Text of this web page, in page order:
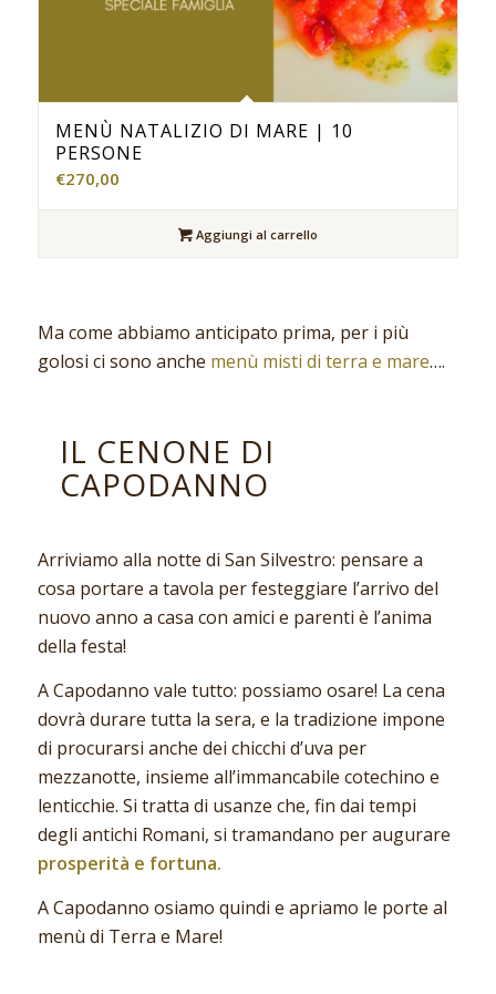
MENÙ NATALIZIO DI MARE | 10
PERSONE
€270,00
Aggiungi al carrello
Ma come abbiamo anticipato prima, per i più
golosi ci sono anche menù misti di terra e mare….
IL CENONE DI
CAPODANNO
Arriviamo alla notte di San Silvestro: pensare a
cosa portare a tavola per festeggiare l’arrivo del
nuovo anno a casa con amici e parenti è l’anima
della festa!
A Capodanno vale tutto: possiamo osare! La cena
dovrà durare tutta la sera, e la tradizione impone
di procurarsi anche dei chicchi d’uva per
mezzanotte, insieme all’immancabile cotechino e
lenticchie. Si tratta di usanze che, fin dai tempi
degli antichi Romani, si tramandano per augurare
prosperità e fortuna.
A Capodanno osiamo quindi e apriamo le porte al
menù di Terra e Mare!